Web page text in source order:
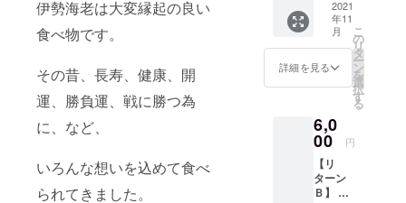
伊勢海老は大変縁起の良い
食べ物です。
その昔、長寿、健康、開
運、勝負運、戦に勝つ為
に、など、
いろんな想いを込めて食べ
られてきました。
ト内容
1000円
分のお
食事
券 ×３
枚 合計
3,000円
おつり
は出ま
せん。
通常価
格3,000
円分の
2021
年11
月
詳細を見る
こ
の
リ
タ
ー
ン
を
選
択
す
る
6,0
00 円
【リ
ターン
Ｂ】 伊